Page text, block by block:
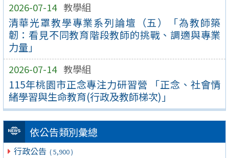
2026-07-14 教學組
清華光罩教學專業系列論壇（五）「為教師築
韌：看見不同教育階段教師的挑戰、調適與專業
力量」
2026-07-14 教學組
115年桃園市正念專注力研習營 「正念、社會情
緒學習與生命教育(行政及教師梯次)」
依公告類別彙總
行政公告 ( 5,900 )